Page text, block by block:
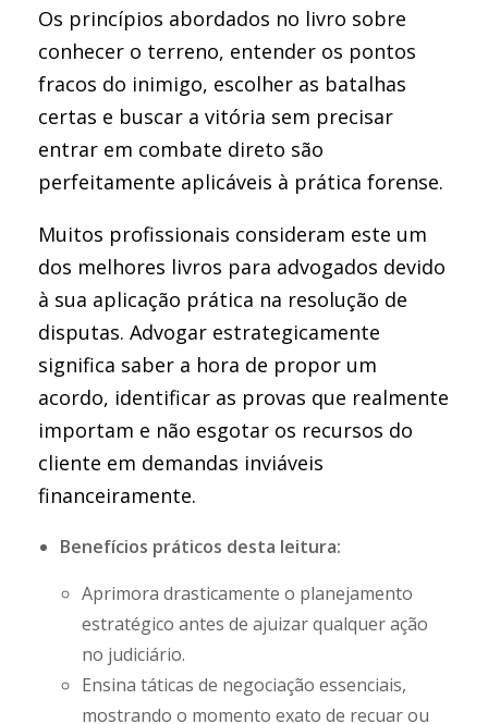
Os princípios abordados no livro sobre
conhecer o terreno, entender os pontos
fracos do inimigo, escolher as batalhas
certas e buscar a vitória sem precisar
entrar em combate direto são
perfeitamente aplicáveis à prática forense.
Muitos profissionais consideram este um
dos melhores livros para advogados devido
à sua aplicação prática na resolução de
disputas. Advogar estrategicamente
significa saber a hora de propor um
acordo, identificar as provas que realmente
importam e não esgotar os recursos do
cliente em demandas inviáveis
financeiramente.
Benefícios práticos desta leitura:
Aprimora drasticamente o planejamento
estratégico antes de ajuizar qualquer ação
no judiciário.
Ensina táticas de negociação essenciais,
mostrando o momento exato de recuar ou